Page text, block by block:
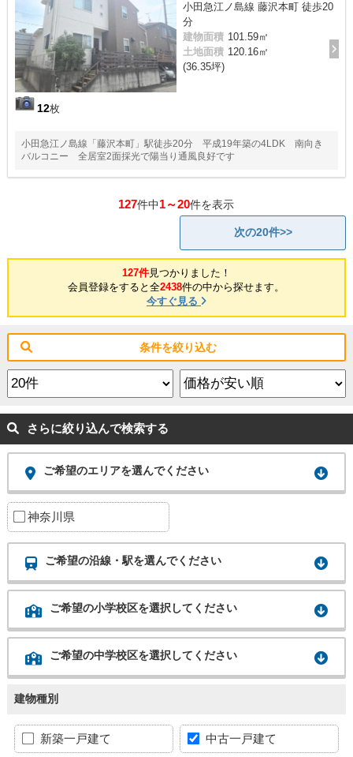
12枚
小田急江ノ島線 藤沢本町 徒歩20
分
建物面積 101.59㎡
土地面積 120.16㎡
(36.35坪)
小田急江ノ島線「藤沢本町」駅徒歩20分 平成19年築の4LDK 南向き
バルコニー 全居室2面採光で陽当り通風良好です
127件中1～20件を表示
次の20件>>
127件見つかりました！
会員登録をすると全2438件の中から探せます。
今すぐ見る
条件を絞り込む
さらに絞り込んで検索する
ご希望のエリアを選んでください
神奈川県
ご希望の沿線・駅を選んでください
ご希望の小学校区を選択してください
ご希望の中学校区を選択してください
建物種別
新築一戸建て 中古一戸建て